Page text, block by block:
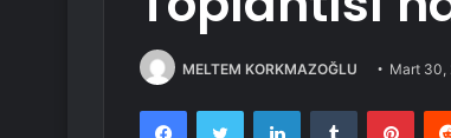
MELTEM KORKMAZOĞLU Mart 30,
FacebookTwitter LinkedInTumblr